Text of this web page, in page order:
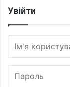
Увійти